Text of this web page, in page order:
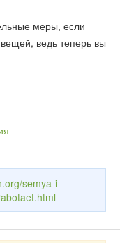
меры, если
ведь теперь вы
semya-i-